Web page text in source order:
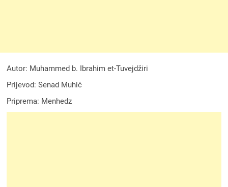
Autor: Muhammed b. Ibrahim et-Tuvejdžiri
Prijevod: Senad Muhić
Priprema: Menhedz